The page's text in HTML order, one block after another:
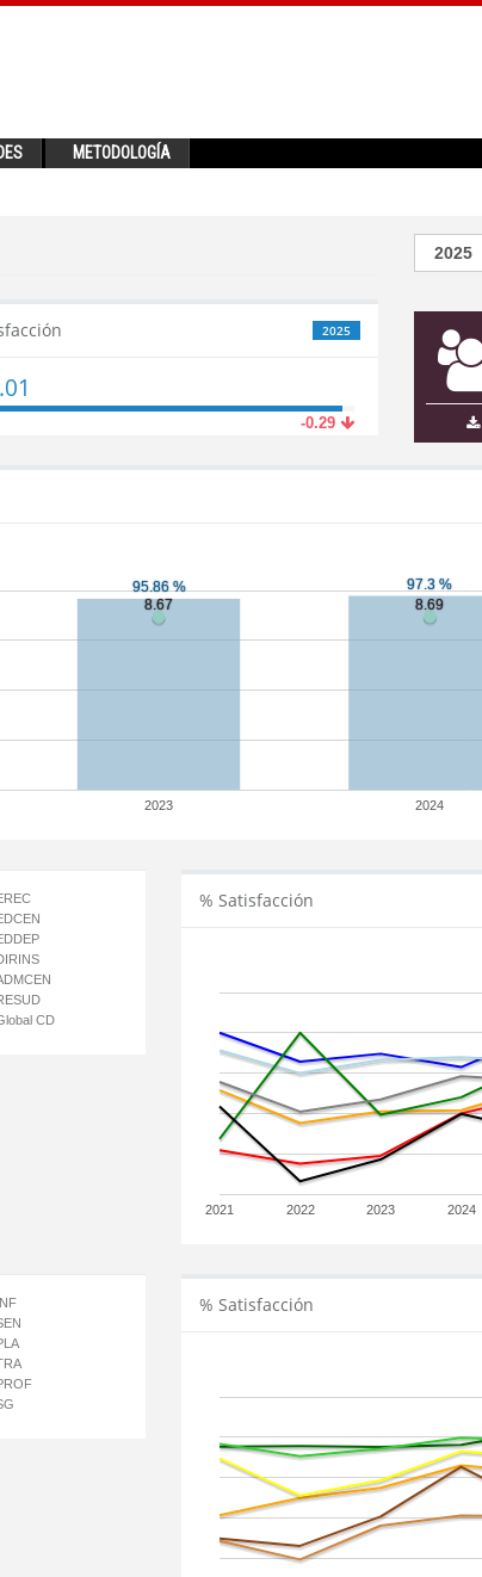
METODOLOGÍA
2025
-0.29
2023 2024
CD
% Satisfacción
2021 2022 2023 2024
% Satisfacción